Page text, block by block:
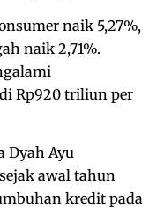
naik 5,27%,
naik 2,71%.
Rp920 triliun per
Dyah Ayu
awal tahun
kredit pada